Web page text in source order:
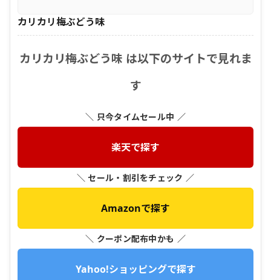
カリカリ梅ぶどう味
カリカリ梅ぶどう味 は以下のサイトで見れま
す
＼ 只今タイムセール中 ／
楽天で探す
＼ セール・割引をチェック ／
Amazonで探す
＼ クーポン配布中かも ／
Yahoo!ショッピングで探す